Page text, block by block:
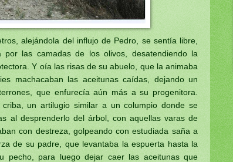
alejándola del influjo de Pedro, se sentía libre,
las camadas de los olivos, desatendiendo la
Y oía las risas de su abuelo, que la animaba
machacaban las aceitunas caídas, dejando un
que enfurecía aún más a su progenitora.
un artilugio similar a un columpio donde se
al desprenderlo del árbol, con aquellas varas de
con destreza, golpeando con estudiada saña a
de su padre, que levantaba la espuerta hasta la
pecho, para luego dejar caer las aceitunas que